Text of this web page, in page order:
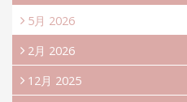
5月 2026
2月 2026
12月 2025